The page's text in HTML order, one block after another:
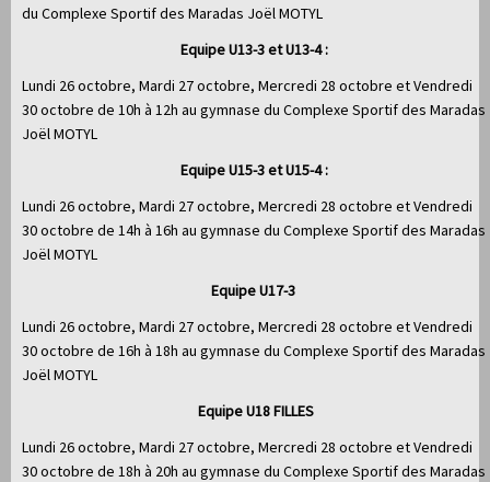
du Complexe Sportif des Maradas Joël MOTYL
Equipe U13-3 et U13-4 :
Lundi 26 octobre, Mardi 27 octobre, Mercredi 28 octobre et Vendredi
30 octobre de 10h à 12h au gymnase du Complexe Sportif des Maradas
Joël MOTYL
Equipe U15-3 et U15-4 :
Lundi 26 octobre, Mardi 27 octobre, Mercredi 28 octobre et Vendredi
30 octobre de 14h à 16h au gymnase du Complexe Sportif des Maradas
Joël MOTYL
Equipe U17-3
Lundi 26 octobre, Mardi 27 octobre, Mercredi 28 octobre et Vendredi
30 octobre de 16h à 18h au gymnase du Complexe Sportif des Maradas
Joël MOTYL
Equipe U18 FILLES
Lundi 26 octobre, Mardi 27 octobre, Mercredi 28 octobre et Vendredi
30 octobre de 18h à 20h au gymnase du Complexe Sportif des Maradas